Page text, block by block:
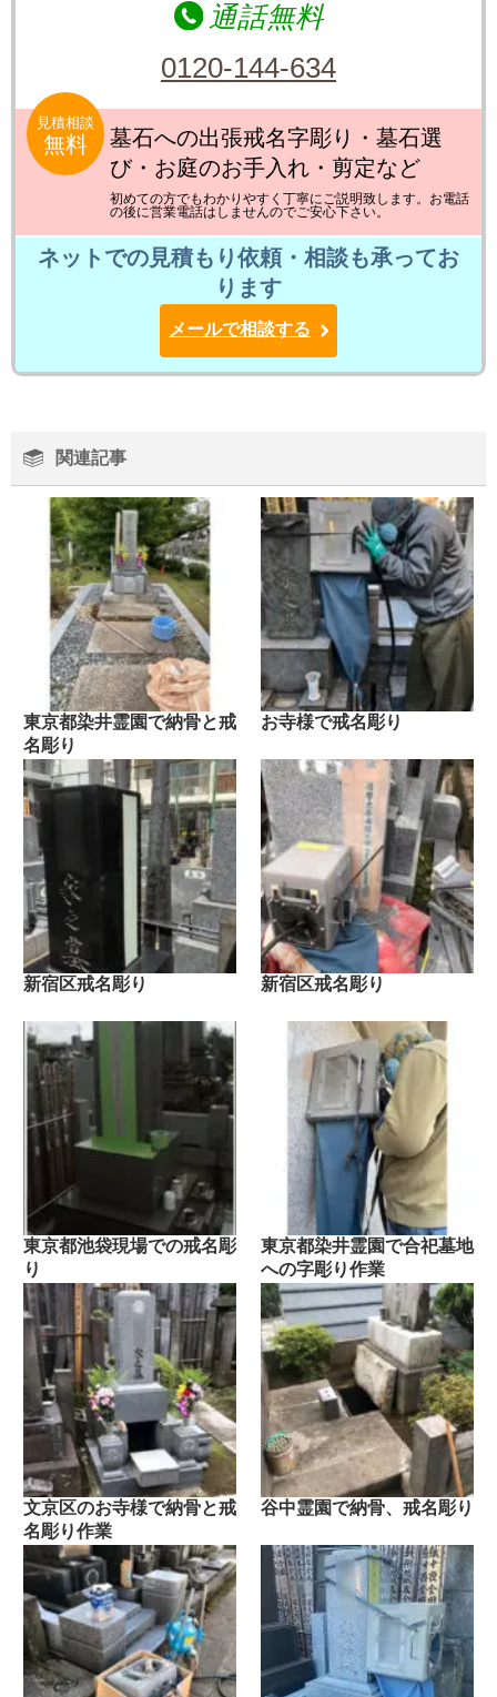
通話無料
0120-144-634
見積相談
無料
墓石への出張戒名字彫り・墓石選
び・お庭のお手入れ・剪定など
初めての方でもわかりやすく丁寧にご説明致します。お電話
の後に営業電話はしませんのでご安心下さい。
ネットでの見積もり依頼・相談も承ってお
ります
メールで相談する
関連記事
東京都染井霊園で納骨と戒
名彫り
お寺様で戒名彫り
新宿区戒名彫り 新宿区戒名彫り
東京都池袋現場での戒名彫
り
東京都染井霊園で合祀墓地
への字彫り作業
文京区のお寺様で納骨と戒
名彫り作業
谷中霊園で納骨、戒名彫り